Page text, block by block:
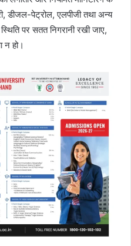
डीजल-पेट्रोल, एलपीजी तथा अन्य
पर सतत निगरानी रखी जाए,
न हो।